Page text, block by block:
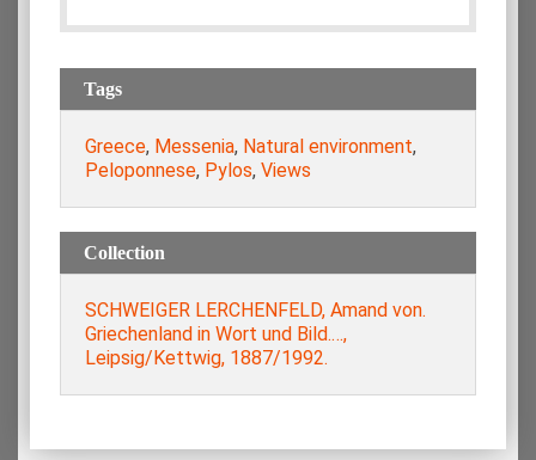
Tags
Greece, Messenia, Natural environment,
Peloponnese, Pylos, Views
Collection
SCHWEIGER LERCHENFELD, Amand von.
Griechenland in Wort und Bild.…,
Leipsig/Kettwig, 1887/1992.